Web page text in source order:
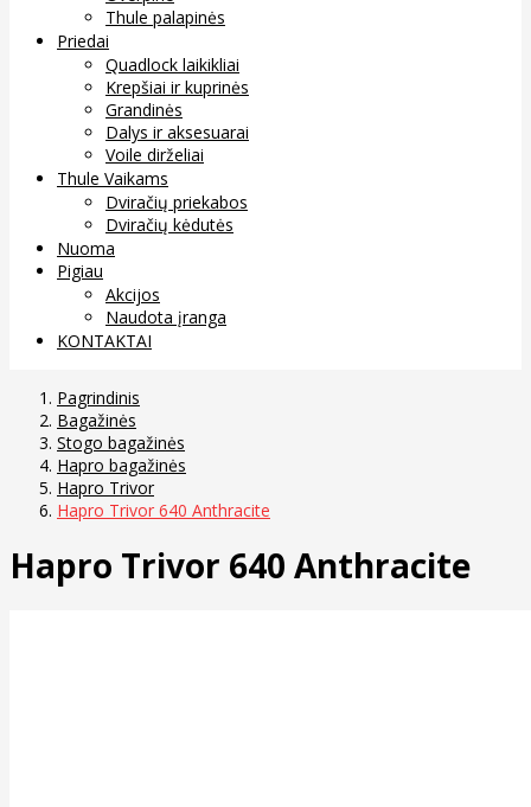
Thule palapinės
Priedai
Quadlock laikikliai
Krepšiai ir kuprinės
Grandinės
Dalys ir aksesuarai
Voile dirželiai
Thule Vaikams
Dviračių priekabos
Dviračių kėdutės
Nuoma
Pigiau
Akcijos
Naudota įranga
KONTAKTAI
Pagrindinis
Bagažinės
Stogo bagažinės
Hapro bagažinės
Hapro Trivor
Hapro Trivor 640 Anthracite
Hapro Trivor 640 Anthracite